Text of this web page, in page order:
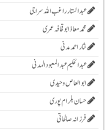
عبدالستار راغب اللہ سراجی
محمدمعاذابوقحافہ عمری
نثار احمد مدنی
عبدالحکیم عبدالمعبودالمدنی
ابو العاص وحیدی
حسان بلرام پوری
فرزانہ صالحاتی